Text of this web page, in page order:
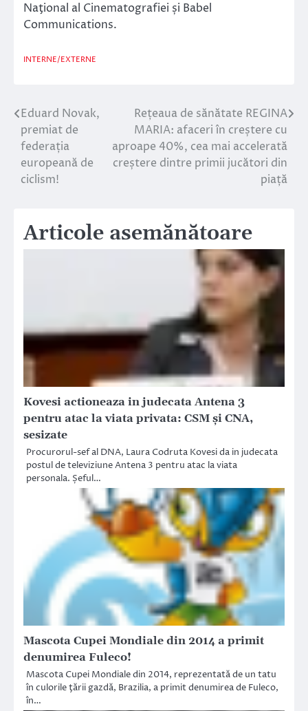
Naţional al Cinematografiei și Babel
Communications.
INTERNE/EXTERNE
Navigare
în
articole
Eduard Novak,
premiat de
federația
europeană de
ciclism!
Rețeaua de sănătate REGINA
MARIA: afaceri în creștere cu
aproape 40%, cea mai accelerată
creștere dintre primii jucători din
piață
Articole asemănătoare
Kovesi actioneaza in judecata Antena 3
pentru atac la viata privata: CSM și CNA,
sesizate
Procurorul-sef al DNA, Laura Codruta Kovesi da in judecata
postul de televiziune Antena 3 pentru atac la viata
personala. Șeful…
Mascota Cupei Mondiale din 2014 a primit
denumirea Fuleco!
Mascota Cupei Mondiale din 2014, reprezentată de un tatu
în culorile ţării gazdă, Brazilia, a primit denumirea de Fuleco,
în…